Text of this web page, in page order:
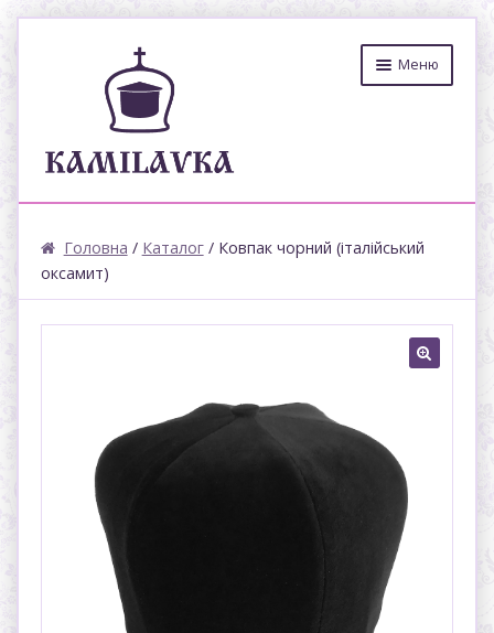
Меню
КАТАЛОГ
ДОСТАВКА
КОШИК
Головна / Каталог/ Ковпак чорний (італійський
оксамит)